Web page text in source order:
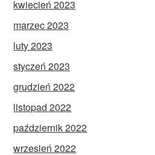
kwiecień 2023
marzec 2023
luty 2023
styczeń 2023
grudzień 2022
listopad 2022
październik 2022
wrzesień 2022